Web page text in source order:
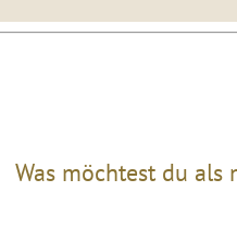
Was möchtest du als